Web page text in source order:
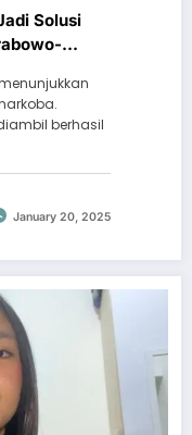
Solusi
berhasil
January 20, 2025